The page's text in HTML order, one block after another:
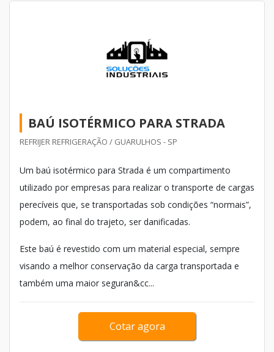
BAÚ ISOTÉRMICO PARA STRADA
REFRIJER REFRIGERAÇÃO / GUARULHOS - SP
Um baú isotérmico para Strada é um compartimento
utilizado por empresas para realizar o transporte de cargas
perecíveis que, se transportadas sob condições “normais”,
podem, ao final do trajeto, ser danificadas.
Este baú é revestido com um material especial, sempre
visando a melhor conservação da carga transportada e
também uma maior seguran&cc...
Cotar agora